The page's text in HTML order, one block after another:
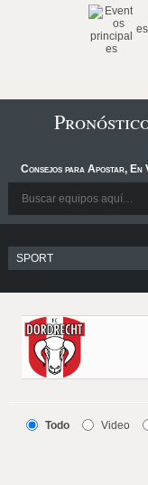
Consejos para Apostar, En
Todo Video